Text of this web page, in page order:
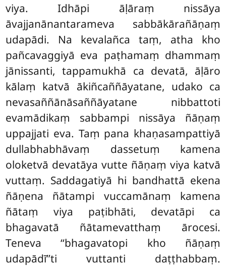
viya. Idhāpi āḷāraṃ nissāya
āvajjanānantarameva sabbākārañāṇaṃ
udapādi. Na kevalañca taṃ, atha kho
pañcavaggiyā eva paṭhamaṃ dhammaṃ
jānissanti, tappamukhā ca devatā, āḷāro
kālaṃ katvā ākiñcaññāyatane, udako ca
nevasaññānāsaññāyatane nibbattoti
evamādikaṃ sabbampi nissāya ñāṇaṃ
uppajjati eva. Taṃ pana khaṇasampattiyā
dullabhabhāvaṃ dassetuṃ kamena
oloketvā devatāya vutte ñāṇaṃ viya katvā
vuttaṃ. Saddagatiyā hi bandhattā ekena
ñāṇena ñātampi vuccamānaṃ kamena
ñātaṃ viya paṭibhāti, devatāpi ca
bhagavatā ñātamevatthaṃ ārocesi.
Teneva ‘‘bhagavatopi kho ñāṇaṃ
udapādī’’ti vuttanti daṭṭhabbaṃ.